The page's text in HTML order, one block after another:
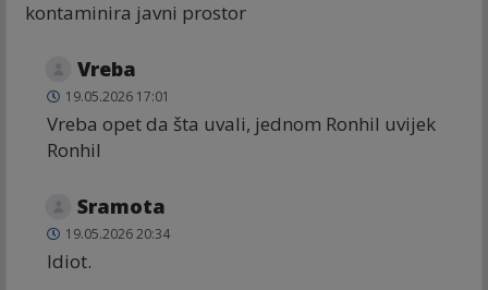
kontaminira javni prostor
Vreba
19.05.2026 17:01
Vreba opet da šta uvali, jednom Ronhil uvijek
Ronhil
Sramota
19.05.2026 20:34
Idiot.